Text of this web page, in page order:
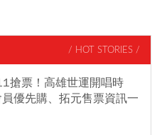
/ HOT STORIES /
搶票！高雄世運開唱時
優先購、拓元售票資訊一